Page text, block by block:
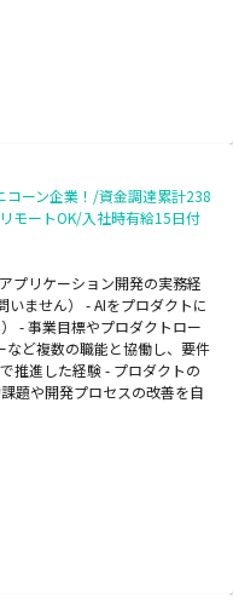
コーン企業！/資金調達累計238
モートOK/入社時有給15日付
プリケーション開発の実務経
ません） - AIをプロダクトに
- 事業目標やプロダクトロー
など複数の職能と協働し、要件
推進した経験 - プロダクトの
題や開発プロセスの改善を自